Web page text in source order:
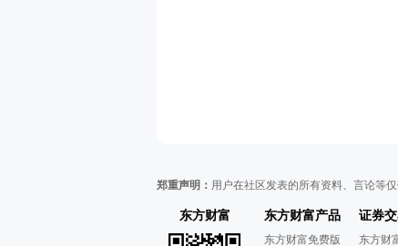
郑重声明： 用户在社区发表的所有资料、言论等
东方财富 东方财富产品
东方财富免费版
证券
东方财